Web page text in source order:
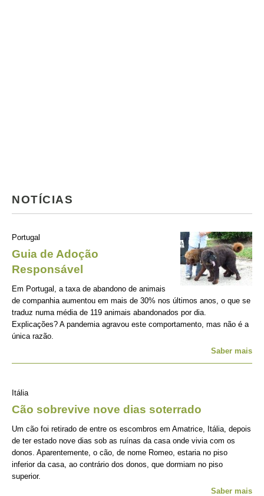
NOTÍCIAS
Portugal
Guia de Adoção
Responsável
Em Portugal, a taxa de abandono de animais
de companhia aumentou em mais de 30% nos últimos anos, o que se
traduz numa média de 119 animais abandonados por dia.
Explicações? A pandemia agravou este comportamento, mas não é a
única razão.
Saber mais
Itália
Cão sobrevive nove dias soterrado
Um cão foi retirado de entre os escombros em Amatrice, Itália, depois
de ter estado nove dias sob as ruínas da casa onde vivia com os
donos. Aparentemente, o cão, de nome Romeo, estaria no piso
inferior da casa, ao contrário dos donos, que dormiam no piso
superior.
Saber mais